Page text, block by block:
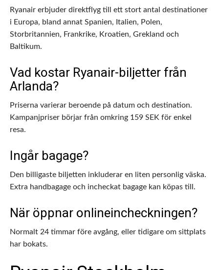
Ryanair erbjuder direktflyg till ett stort antal destinationer
i Europa, bland annat Spanien, Italien, Polen,
Storbritannien, Frankrike, Kroatien, Grekland och
Baltikum.
Vad kostar Ryanair-biljetter från
Arlanda?
Priserna varierar beroende på datum och destination.
Kampanjpriser börjar från omkring 159 SEK för enkel
resa.
Ingår bagage?
Den billigaste biljetten inkluderar en liten personlig väska.
Extra handbagage och incheckat bagage kan köpas till.
När öppnar onlineincheckningen?
Normalt 24 timmar före avgång, eller tidigare om sittplats
har bokats.